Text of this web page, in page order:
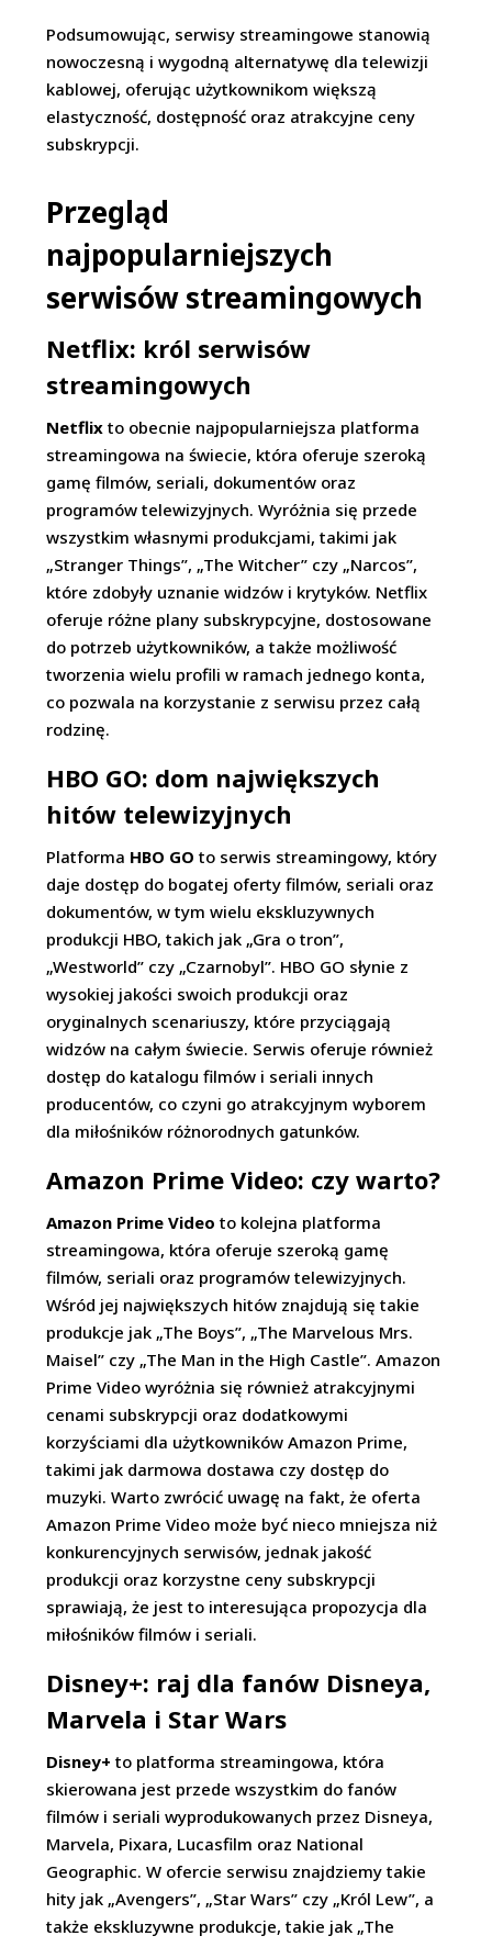
Podsumowując, serwisy streamingowe stanowią
nowoczesną i wygodną alternatywę dla telewizji
kablowej, oferując użytkownikom większą
elastyczność, dostępność oraz atrakcyjne ceny
subskrypcji.
Przegląd
najpopularniejszych
serwisów streamingowych
Netflix: król serwisów
streamingowych
Netflix to obecnie najpopularniejsza platforma
streamingowa na świecie, która oferuje szeroką
gamę filmów, seriali, dokumentów oraz
programów telewizyjnych. Wyróżnia się przede
wszystkim własnymi produkcjami, takimi jak
„Stranger Things”, „The Witcher” czy „Narcos”,
które zdobyły uznanie widzów i krytyków. Netflix
oferuje różne plany subskrypcyjne, dostosowane
do potrzeb użytkowników, a także możliwość
tworzenia wielu profili w ramach jednego konta,
co pozwala na korzystanie z serwisu przez całą
rodzinę.
HBO GO: dom największych
hitów telewizyjnych
Platforma HBO GO to serwis streamingowy, który
daje dostęp do bogatej oferty filmów, seriali oraz
dokumentów, w tym wielu ekskluzywnych
produkcji HBO, takich jak „Gra o tron”,
„Westworld” czy „Czarnobyl”. HBO GO słynie z
wysokiej jakości swoich produkcji oraz
oryginalnych scenariuszy, które przyciągają
widzów na całym świecie. Serwis oferuje również
dostęp do katalogu filmów i seriali innych
producentów, co czyni go atrakcyjnym wyborem
dla miłośników różnorodnych gatunków.
Amazon Prime Video: czy warto?
Amazon Prime Video to kolejna platforma
streamingowa, która oferuje szeroką gamę
filmów, seriali oraz programów telewizyjnych.
Wśród jej największych hitów znajdują się takie
produkcje jak „The Boys”, „The Marvelous Mrs.
Maisel” czy „The Man in the High Castle”. Amazon
Prime Video wyróżnia się również atrakcyjnymi
cenami subskrypcji oraz dodatkowymi
korzyściami dla użytkowników Amazon Prime,
takimi jak darmowa dostawa czy dostęp do
muzyki. Warto zwrócić uwagę na fakt, że oferta
Amazon Prime Video może być nieco mniejsza niż
konkurencyjnych serwisów, jednak jakość
produkcji oraz korzystne ceny subskrypcji
sprawiają, że jest to interesująca propozycja dla
miłośników filmów i seriali.
Disney+: raj dla fanów Disneya,
Marvela i Star Wars
Disney+ to platforma streamingowa, która
skierowana jest przede wszystkim do fanów
filmów i seriali wyprodukowanych przez Disneya,
Marvela, Pixara, Lucasfilm oraz National
Geographic. W ofercie serwisu znajdziemy takie
hity jak „Avengers”, „Star Wars” czy „Król Lew”, a
także ekskluzywne produkcje, takie jak „The